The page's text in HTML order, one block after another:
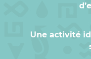
Une activité